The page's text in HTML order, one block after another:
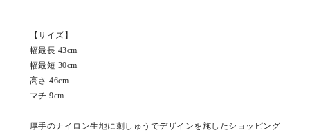
【サイズ】
幅最長 43cm
幅最短 30cm
高さ 46cm
マチ 9cm
厚手のナイロン生地に刺しゅうでデザインを施したショッピング